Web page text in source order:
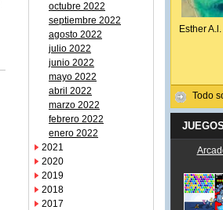
octubre 2022
septiembre 2022
agosto 2022
julio 2022
junio 2022
mayo 2022
abril 2022
marzo 2022
febrero 2022
enero 2022
2021
2020
2019
2018
2017
Esther A.l.
Todo